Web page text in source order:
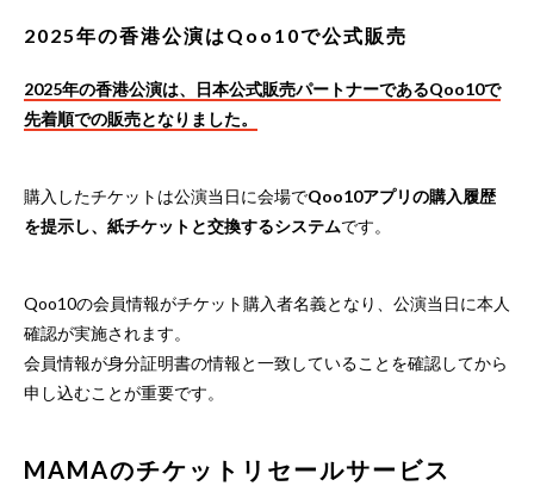
2025年の香港公演はQoo10で公式販売
2025年の香港公演は、日本公式販売パートナーであるQoo10で
先着順での販売となりました。
購入したチケットは公演当日に会場でQoo10アプリの購入履歴
を提示し、紙チケットと交換するシステムです。
Qoo10の会員情報がチケット購入者名義となり、公演当日に本人
確認が実施されます。
会員情報が身分証明書の情報と一致していることを確認してから
申し込むことが重要です。
MAMAのチケットリセールサービス